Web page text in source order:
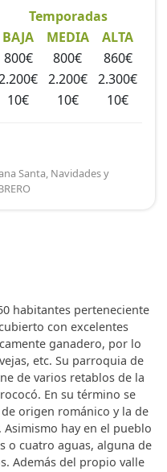
habitantes perteneciente
con excelentes
ganadero, por lo
etc. Su parroquia de
de varios retablos de la
En su término se
origen románico y la de
Asimismo hay en el pueblo
o cuatro aguas, alguna de
Además del propio valle
Temporadas
BAJA
MEDIA
ALTA
800€ 800€
860€
2.200€
2.300€
10€ 10€ 10€
Santa, Navidades y